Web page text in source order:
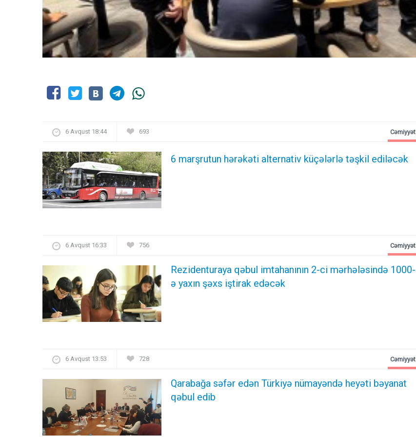
6 Avqust 18:44 693
6 marşrutun hərəkəti alternativ küçələrlə təşkil ediləcək
Cəmiyyət
6 Avqust 16:33 756
Rezidenturaya qəbul imtahanının 2-ci mərhələsində 1000-
ə yaxın şəxs iştirak edəcək
Cəmiyyət
6 Avqust 13:53 728
Qarabağa səfər edən Türkiyə nümayəndə heyəti bəyanat
qəbul edib
Cəmiyyət